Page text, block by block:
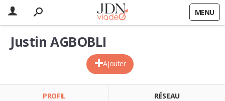
MENU
Ajouter
Justin AGBOBLI
PROFIL RÉSEAU